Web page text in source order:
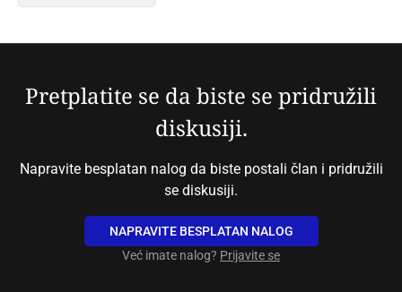
Pretplatite se da biste se pridružili
diskusiji.
Napravite besplatan nalog da biste postali član i pridružili
se diskusiji.
NAPRAVITE BESPLATAN NALOG
Već imate nalog? Prijavite se